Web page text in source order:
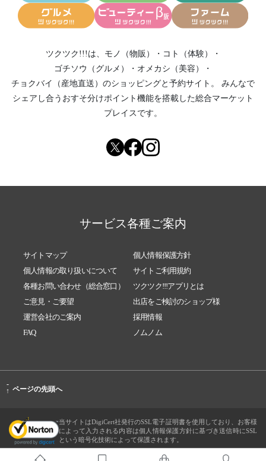
ツクツク!!!は、 モノ（物販） ・ コト（体験）
・
ゴチソウ（グルメ）
・ オメカシ（美容）
・
チョクバイ（産地直送） のショッピングと予約サイト。
みんなで
シェアし合う おすそ分けポイント機能を搭載した総合マーケット
プレイスです。
サービス各種ご案内
サイトマップ
個人情報保護方針
個人情報の取り扱いについて
サイトご利用規約
各種お問い合わせ（総合窓口）
ツクツク!!!アプリとは
ご意見・ご要望
出店をご検討のショップ様
運営会社のご案内
採用情報
FAQ
ノムノム
-
↑ ページの先頭へ
当サイトはDigiCert社発行のSSL電子証明書を使用しており、お客様
によって入力される内容は個人情報保護方針に基づき送信時にSSL
という暗号化技術によって保護されます。